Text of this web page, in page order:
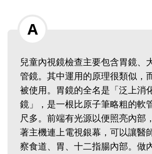
兒童內視鏡檢查主要包含胃鏡、
管鏡。其中運用的原理很類似，
被使用。胃鏡的全名是「泛上消
鏡」，是一根比原子筆略粗的軟
尺多。前端有光源以便照亮內部
著主機連上電視銀幕，可以讓醫
察食道、胃、十二指腸內部。做